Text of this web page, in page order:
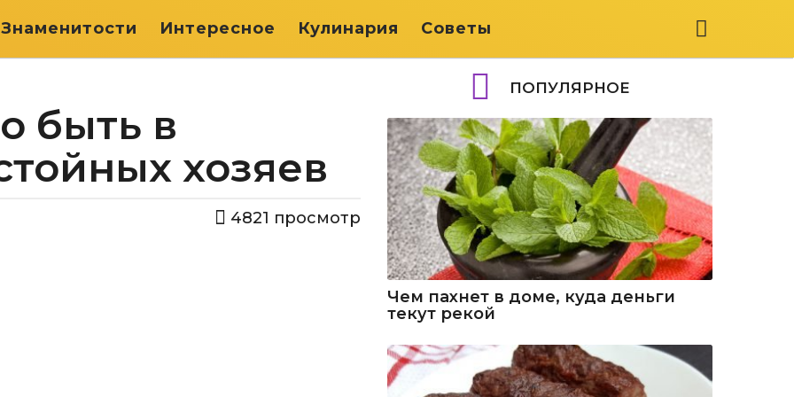
Знаменитости Интересное Кулинария Советы
быть в
хозяев
4821 просмотр
ПОПУЛЯРНОЕ
Чем пахнет в доме, куда деньги
текут рекой